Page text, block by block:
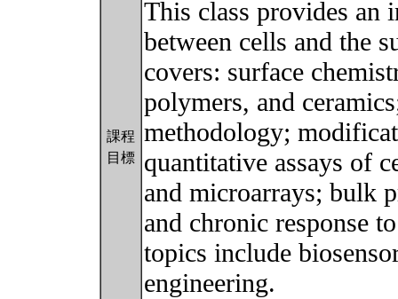
課程
目標
This class provides an
between cells and the
covers: surface
polymers, and
methodology;
quantitative assays of
and microarrays; bulk
and chronic response
topics include
engineering.